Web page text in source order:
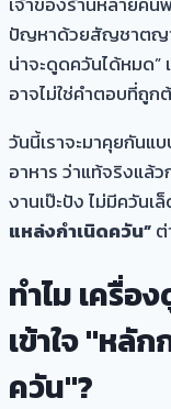
ปัญหาด้วยสัญชาตญ
น่าจะดูดควันได้หมด
อาจไม่ใช่คำตอบที่ถูก
วันนี้เราจะมาคุยกันแ
อาหาร ว่าแท้จริงแล้ว
งานเป๊ะปัง ไม่มีควัน
แหล่งกำเนิดควัน”
ทำไม เครื่อ
เข้าใจ "หลั
ควัน"?